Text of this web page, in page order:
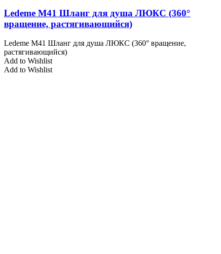
Ledeme M41 Шланг для душа ЛЮКС (360°
вращение, растягивающийся)
Ledeme M41 Шланг для душа ЛЮКС (360° вращение,
растягивающийся)
Add to Wishlist
Add to Wishlist